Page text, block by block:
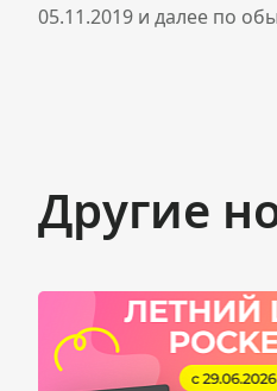
05.11.2019 и далее по
Другие